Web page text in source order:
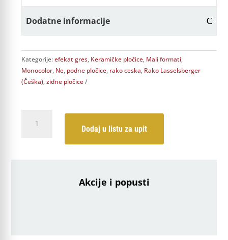
Dodatne informacije
Kategorije:efekat gres, Keramičke pločice, Mali formati,
Monocolor, Ne, podne pločice, rako ceska, Rako Lasselsberger
(Češka),zidne pločice
Color
Dodaj u listu za upit
Akcije i popusti